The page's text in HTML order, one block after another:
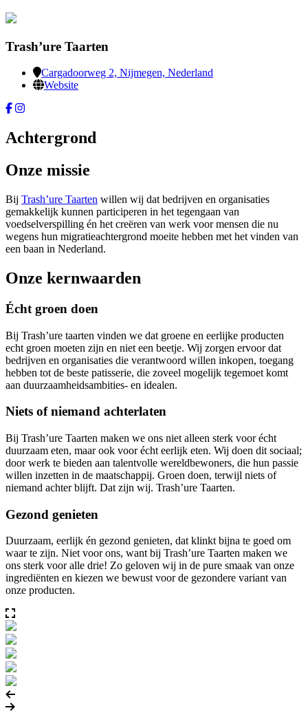
Trash’ure Taarten
Cargadoorweg 2, Nijmegen, Nederland
Website
Achtergrond
Onze missie
Bij Trash’ure Taarten willen wij dat bedrijven en organisaties
gemakkelijk kunnen participeren in het tegengaan van
voedselverspilling én het creëren van werk voor mensen die nu
wegens hun migratieachtergrond moeite hebben met het vinden van
een baan in Nederland.
Onze kernwaarden
Écht groen doen
Bij Trash’ure taarten vinden we dat groene en eerlijke producten
echt groen moeten zijn en niet een beetje. Wij zorgen ervoor dat
bedrijven en organisaties die verantwoord willen inkopen, toegang
hebben tot de beste patisserie, die zoveel mogelijk tegemoet komt
aan duurzaamheidsambities- en idealen.
Niets of niemand achterlaten
Bij Trash’ure Taarten maken we ons niet alleen sterk voor écht
duurzaam eten, maar ook voor écht eerlijk eten. Wij doen dit sociaal;
door werk te bieden aan talentvolle wereldbewoners, die hun passie
willen inzetten in de maatschappij. Groen doen, terwijl niets of
niemand achter blijft. Dat zijn wij. Trash’ure Taarten.
Gezond genieten
Duurzaam, eerlijk én gezond genieten, dat klinkt bijna te goed om
waar te zijn. Niet voor ons, want bij Trash’ure Taarten maken we
ons sterk voor alle drie! Zo geloven wij in de pure smaak van onze
ingrediënten en kiezen we bewust voor de gezondere variant van
onze producten.